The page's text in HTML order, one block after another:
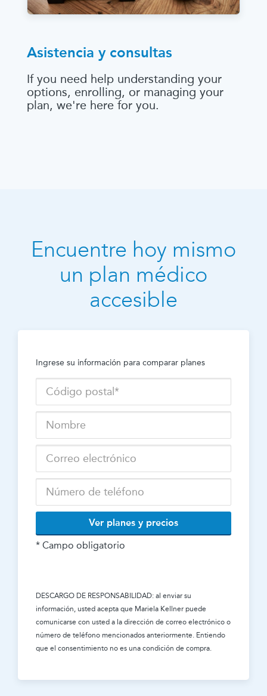
Asistencia y consultas
If you need help understanding your
options, enrolling, or managing your
plan, we're here for you.
Encuentre hoy mismo
un plan médico
accesible
Ingrese su información para comparar planes
Ver planes y precios
* Campo obligatorio
DESCARGO DE RESPONSABILIDAD: al enviar su
información, usted acepta que Mariela Kellner puede
comunicarse con usted a la dirección de correo electrónico o
número de teléfono mencionados anteriormente. Entiendo
que el consentimiento no es una condición de compra.